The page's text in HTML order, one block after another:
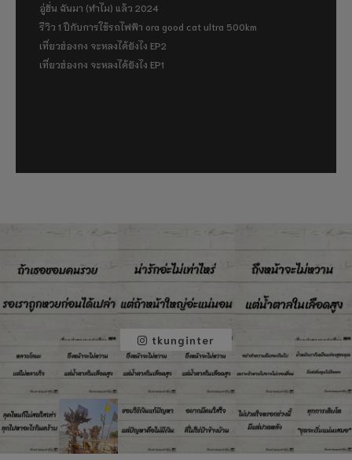
อู่ฮั่น ฉันมา (ทำไม) แล้ว 2024
รีวิว 1 ปีกับการใช้รถไฟฟ้า ora good cat ultra 500km
เที่ยวฮ่องกง จะหลงได้ยังไง EP2
เที่ยวฮ่องกง จะหลงได้ยังไง EP1
tkunginter